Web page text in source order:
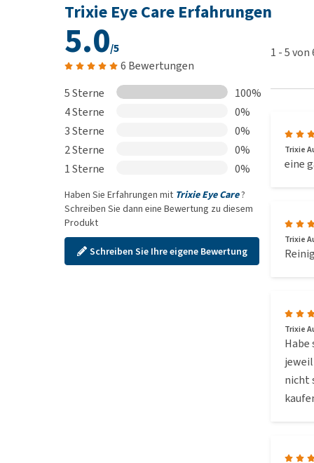
Trixie Eye Care Erfahrungen
5.0/5
6 Bewertungen
5 Sterne
100%
4 Sterne
0%
3 Sterne
0%
2 Sterne
0%
1 Sterne
0%
Haben Sie Erfahrungen mit Trixie Eye Care?
Schreiben Sie dann eine Bewertung zu diesem
Produkt
Schreiben Sie Ihre eigene Bewertung
1 -5von
Trixie
eine
Trixie
Trixie
Habe
nicht